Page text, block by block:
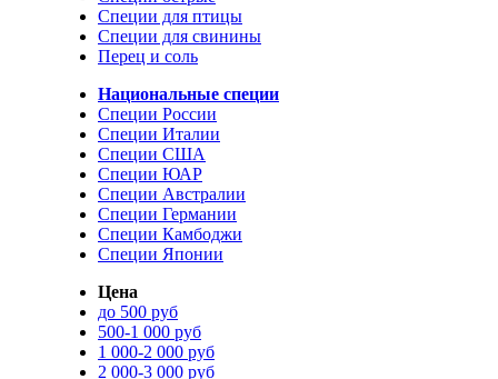
Специи для птицы
Специи для свинины
Перец и соль
Национальные специи
Специи России
Специи Италии
Специи США
Специи ЮАР
Специи Австралии
Специи Германии
Специи Камбоджи
Специи Японии
Цена
до 500 руб
500-1 000 руб
1 000-2 000 руб
2 000-3 000 руб